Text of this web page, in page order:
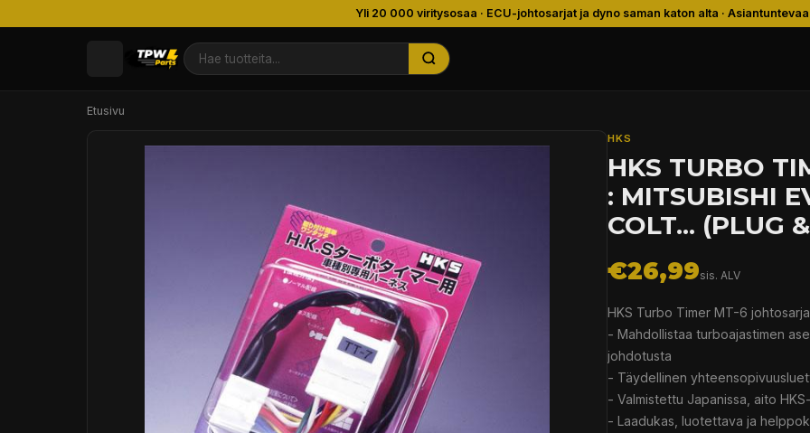
Yli 20 000 viritysosaa · ECU-johtosarjat ja dyno saman katon alta ·
Etusivu
HKS
HKS TURBO
: MITSUBISHI
COLT... (PLUG
€26,99sis. ALV
HKS Turbo Timer MT-6 johtosarja
- Mahdollistaa turboajastimen
johdotusta
- Täydellinen
- Valmistettu Japanissa, aito
- Laadukas, luotettava ja